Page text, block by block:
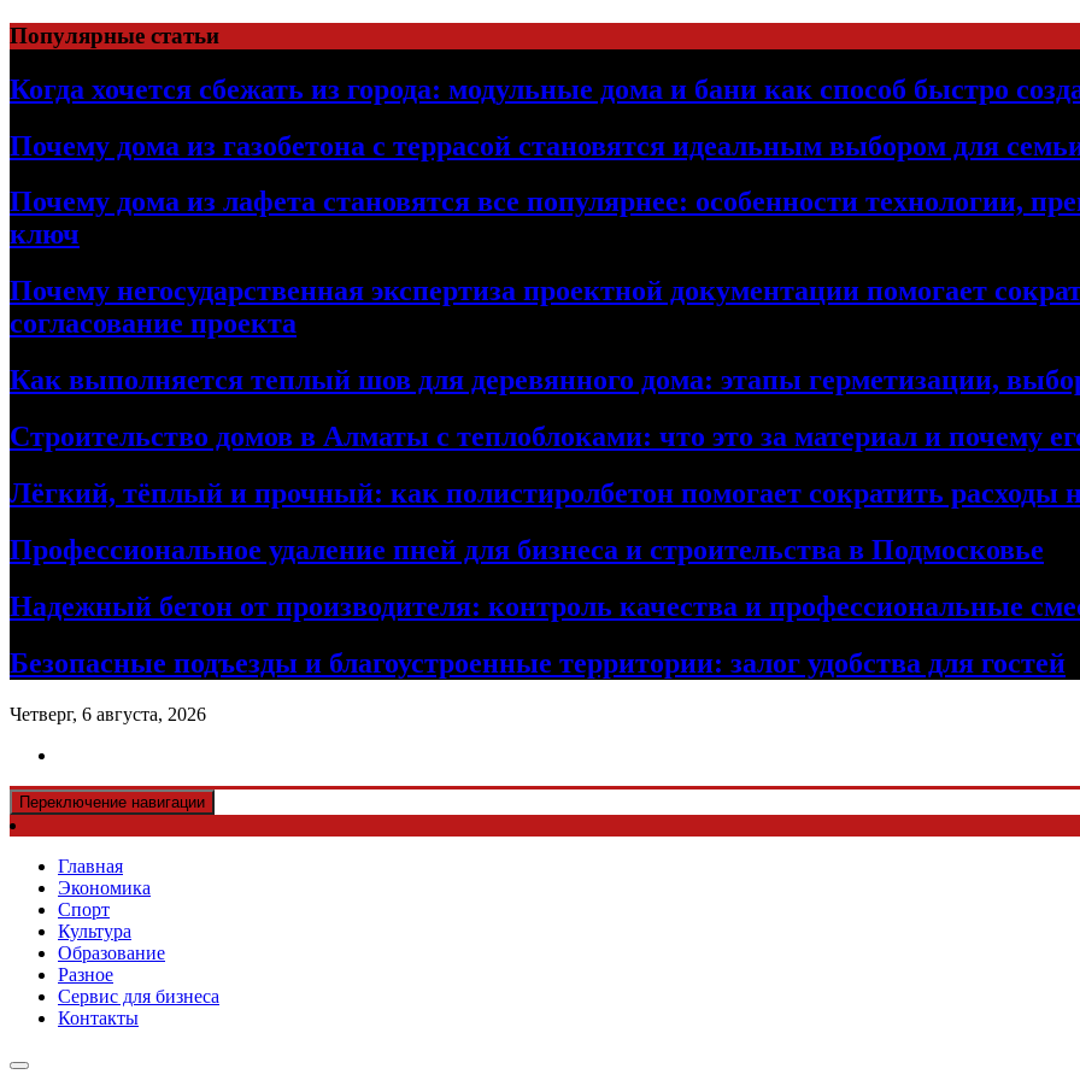
Перейти
к
содержимому
Популярные статьи
Когда хочется сбежать из города: модульные дома и бани как способ быстро
Почему дома из газобетона с террасой становятся идеальным выбором для
Почему дома из лафета становятся все популярнее: особенности технологии,
ключ
Почему негосударственная экспертиза проектной документации помогает
согласование проекта
Как выполняется теплый шов для деревянного дома: этапы герметизации,
Строительство домов в Алматы с теплоблоками: что это за материал и почему
Лёгкий, тёплый и прочный: как полистиролбетон помогает сократить расходы
Профессиональное удаление пней для бизнеса и строительства в Подмосковье
Надежный бетон от производителя: контроль качества и профессиональные
Безопасные подъезды и благоустроенные территории: залог удобства для гостей
Четверг, 6 августа, 2026
Переключение навигации
Главная
Экономика
Спорт
Культура
Образование
Разное
Сервис для бизнеса
Контакты